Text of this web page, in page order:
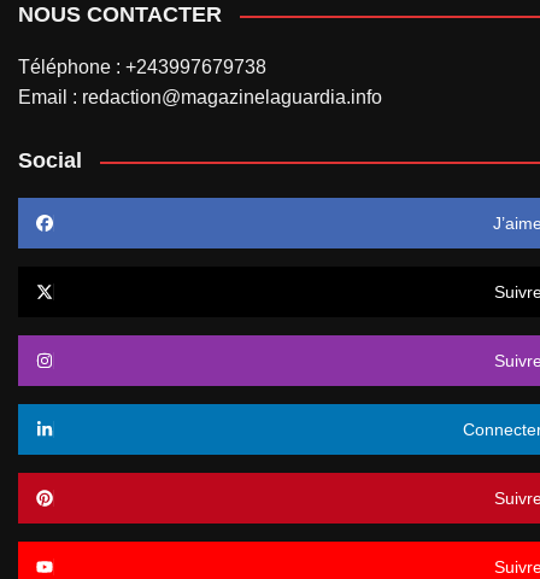
NOUS CONTACTER
Téléphone : +243997679738
Email : redaction@magazinelaguardia.info
Social